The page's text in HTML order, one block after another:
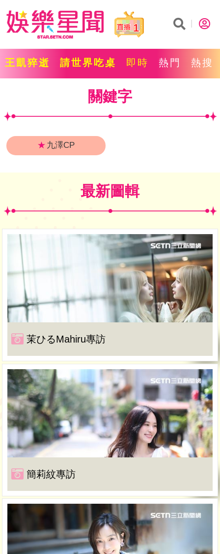
1
王凱猝逝 請世界吃桌 即時 熱門 熱搜
關鍵字
★ 九澤CP
最新圖輯
茉ひるMahiru專訪
簡莉紋專訪